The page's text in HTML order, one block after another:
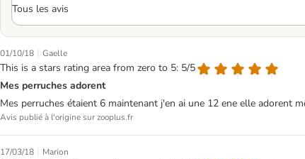
01/10/18 | Gaelle
This is a stars rating area from zero to 5: 5/5
Mes perruches adorent
Mes perruches étaient 6 maintenant j'en ai une 12 ene elle adorent
Avis publié à l'origine sur zooplus.fr
17/03/18 | Marion